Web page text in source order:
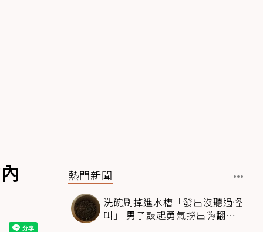
熱門新聞
洗碗刷掉進水槽「發出沒聽過怪
叫」 男子鼓起勇氣撈出嗨翻：